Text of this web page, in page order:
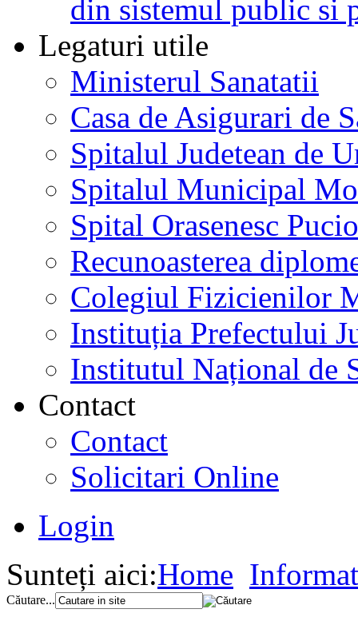
din sistemul public si
Legaturi utile
Ministerul Sanatatii
Casa de Asigurari de
Spitalul Judetean de
Spitalul Municipal
Spital Orasenesc
Recunoasterea
Colegiul Fizicienilor
Instituția Prefectului
Institutul Național de
Contact
Contact
Solicitari Online
Login
Sunteți aici:Home
Căutare...